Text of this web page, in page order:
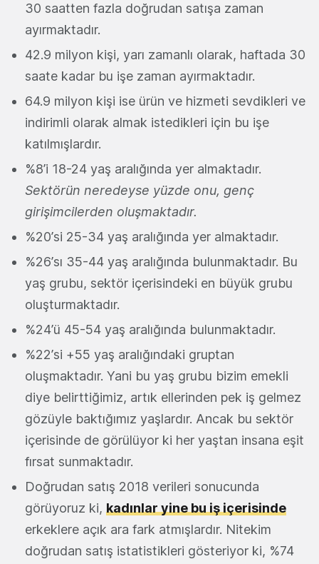
30 saatten fazla doğrudan satışa zaman
ayırmaktadır.
42.9 milyon kişi, yarı zamanlı olarak, haftada 30
saate kadar bu işe zaman ayırmaktadır.
64.9 milyon kişi ise ürün ve hizmeti sevdikleri ve
indirimli olarak almak istedikleri için bu işe
katılmışlardır.
%8’i 18-24 yaş aralığında yer almaktadır.
Sektörün neredeyse yüzde onu, genç
girişimcilerden oluşmaktadır.
%20’si 25-34 yaş aralığında yer almaktadır.
%26’sı 35-44 yaş aralığında bulunmaktadır. Bu
yaş grubu, sektör içerisindeki en büyük grubu
oluşturmaktadır.
%24’ü 45-54 yaş aralığında bulunmaktadır.
%22’si +55 yaş aralığındaki gruptan
oluşmaktadır. Yani bu yaş grubu bizim emekli
diye belirttiğimiz, artık ellerinden pek iş gelmez
gözüyle baktığımız yaşlardır. Ancak bu sektör
içerisinde de görülüyor ki her yaştan insana eşit
fırsat sunmaktadır.
Doğrudan satış 2018 verileri sonucunda
görüyoruz ki, kadınlar yine bu iş içerisinde
erkeklere açık ara fark atmışlardır. Nitekim
doğrudan satış istatistikleri gösteriyor ki, %74